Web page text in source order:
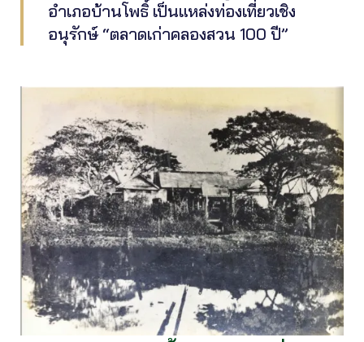
อำเภอบ้านโพธิ์ เป็นแหล่งท่องเที่ยวเชิง
อนุรักษ์ “ตลาดเก่าคลองสวน 100 ปี”